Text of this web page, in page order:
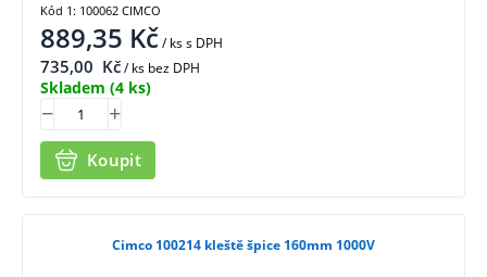
889,35 Kč/ kss DPH
735,00 Kč/ ks bez DPH
Skladem (4 ks)
Koupit
Kód 1: 100062 CIMCO
Cimco 100214 kleště špice 160mm 1000V